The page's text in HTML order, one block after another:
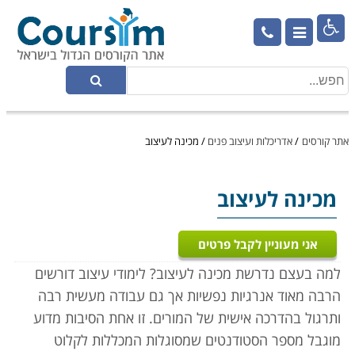

אתר קורסים /אדריכלות ועיצוב פנים / מכינה לעיצוב
מכינה לעיצוב
אני מעוניין לקבל פרטים
למה בעצם נדרשת מכינה לעיצוב? לימודי עיצוב דורשים
הרבה מאוד אנרגיות נפשיות אך גם עבודה מעשית רבה
ותרגול בהדרכה אישית של המורים. זו אחת הסיבות מדוע
מוגבל מספר הסטודנטים שמסוגלות המכללות לקלוט